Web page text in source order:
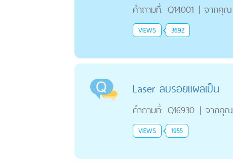
คำถามที่: Q14001 | จากคุณ
VIEWS 3692
Laser ลบรอยแผลเป็น
คำถามที่: Q16930 | จากคุณ
VIEWS 1955